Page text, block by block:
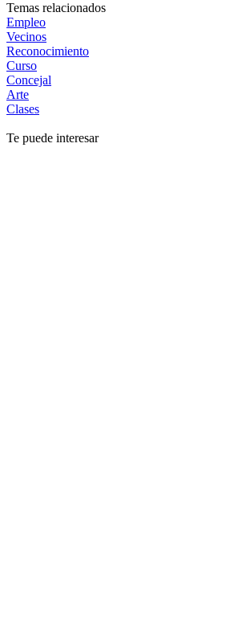
Temas relacionados
Empleo
Vecinos
Reconocimiento
Curso
Concejal
Arte
Clases
Te puede interesar